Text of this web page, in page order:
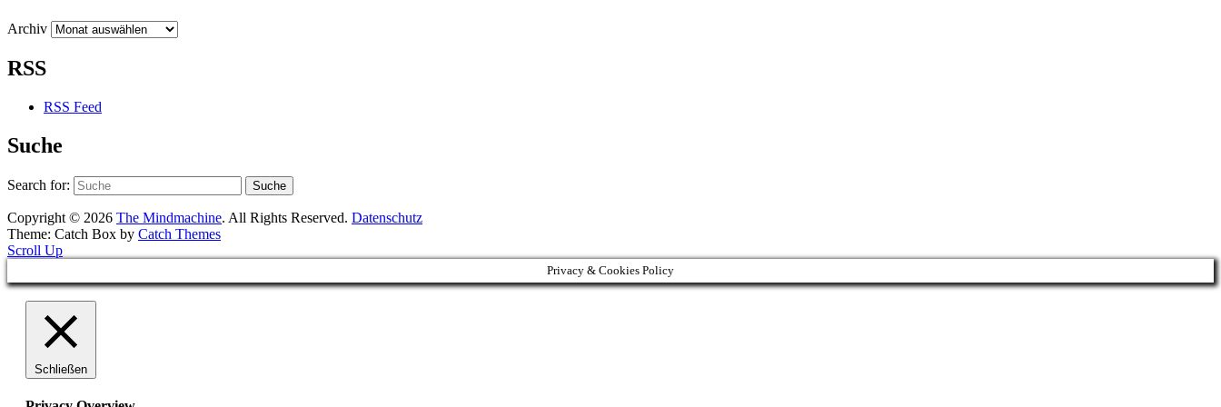
Archiv
RSS
RSS Feed
Suche
Search for: Suche
Copyright © 2026 The Mindmachine. All Rights Reserved. Datenschutz
Theme: Catch Box by Catch Themes
Scroll Up
Privacy & Cookies Policy
Schließen